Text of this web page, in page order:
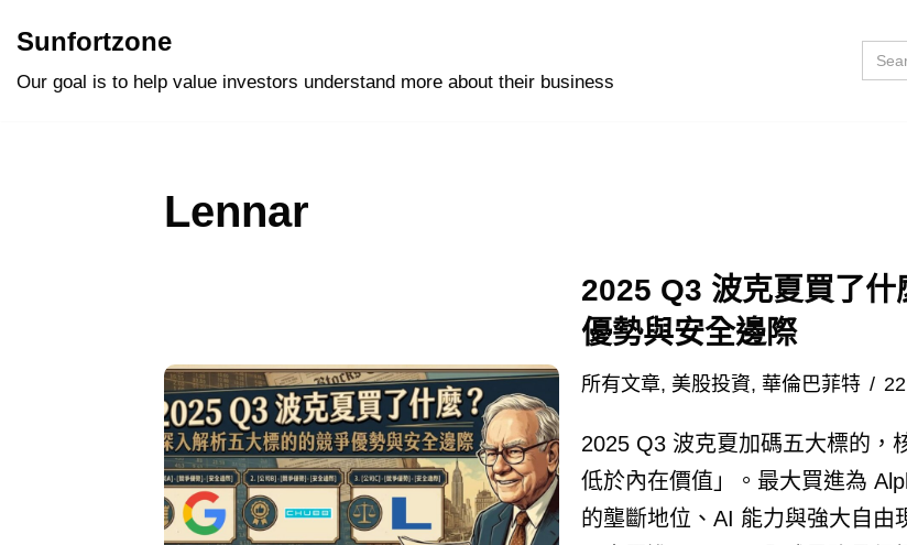
Sunfortzone
Our goal is to help value investors understand more about their business
for:
Lennar
2025 Q3 波克夏買了
優勢與安全邊際
所有文章, 美股投資, 華倫巴菲特
2025 Q3 波克夏加碼五大標的，
低於內在價值」。最大買進為
的壟斷地位、AI 能力與強大自由